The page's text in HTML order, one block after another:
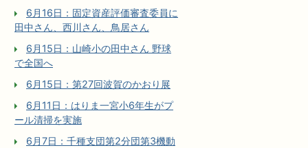
6月16日：固定資産評価審査委員に
田中さん、西川さん、鳥居さん
6月15日：山崎小の田中さん 野球
で全国へ
6月15日：第27回波賀のかおり展
6月11日：はりま一宮小6年生がプ
ール清掃を実施
6月7日：千種支団第2分団第3機動